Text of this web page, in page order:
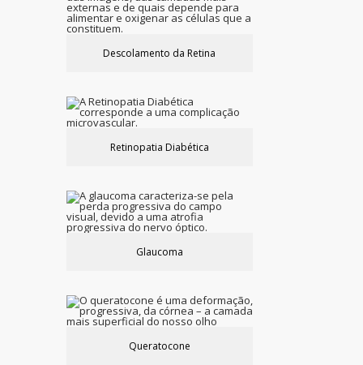
Descolamento da Retina
Retinopatia Diabética
Glaucoma
Queratocone